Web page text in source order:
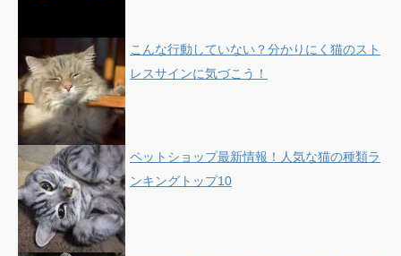
こんな行動していない？分かりにく猫のスト
レスサインに気づこう！
ペットショップ最新情報！人気な猫の種類ラ
ンキングトップ10